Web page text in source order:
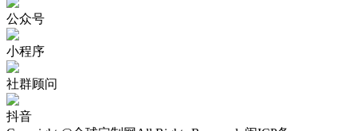
公众号
小程序
社群顾问
抖音